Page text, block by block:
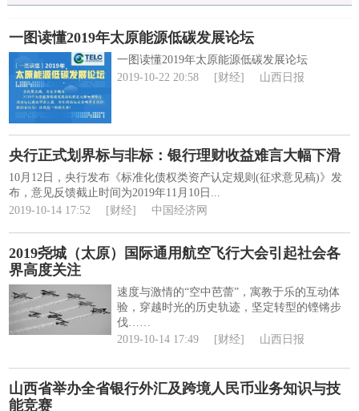
一图读懂2019年太原能源低碳发展论坛
一图读懂2019年太原能源低碳发展论坛
2019-10-22 20:58
[财经] 山西日报
央行正式划界标与非标：银行理财收益难言大幅下滑
10月12日，央行发布《标准化债权类资产认定规则(征求意见稿)》发
布，意见反馈截止时间为2019年11月10日...
2019-10-14 17:52
[财经] 中国经济网
2019尧城（太原）国际通用航空飞行大会引起社会各
界高度关注
速度与激情的“空中芭蕾”，寓教于乐的互动体
验，穿越时光的历史轨迹，坚定转型的铿锵步
伐……
2019-10-14 17:49
[财经] 山西日报
山西省举办全省银行外汇及跨境人民币业务知识与技
能竞赛